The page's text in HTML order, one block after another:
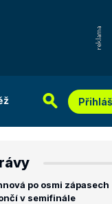
po osmi zápasech
v semifinále